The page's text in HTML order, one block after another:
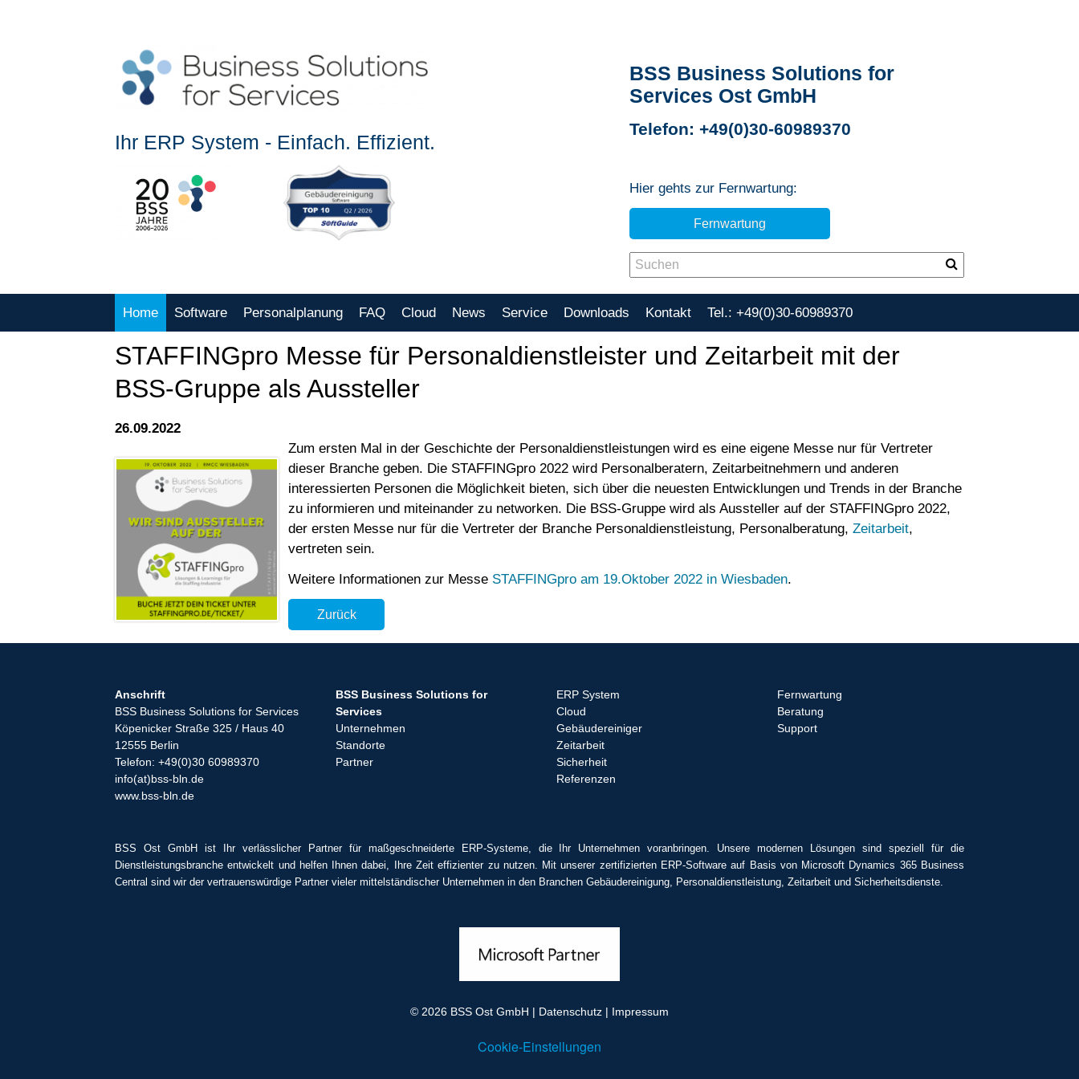
Ihr ERP System - Einfach. Effizient.
BSS Business Solutions for
Services Ost GmbH
Telefon: +49(0)30-60989370
Hier gehts zur Fernwartung:
Fernwartung
Home Software Personalplanung FAQ Cloud News Service Downloads Kontakt Tel.: +49(0)30-60989370
STAFFINGpro Messe für Personaldienstleister und Zeitarbeit mit der
BSS-Gruppe als Aussteller
26.09.2022
Zum ersten Mal in der Geschichte der Personaldienstleistungen wird es eine eigene Messe nur für Vertreter
dieser Branche geben. Die STAFFINGpro 2022 wird Personalberatern, Zeitarbeitnehmern und anderen
interessierten Personen die Möglichkeit bieten, sich über die neuesten Entwicklungen und Trends in der Branche
zu informieren und miteinander zu networken. Die BSS-Gruppe wird als Aussteller auf der STAFFINGpro 2022,
der ersten Messe nur für die Vertreter der Branche Personaldienstleistung, Personalberatung, Zeitarbeit,
vertreten sein.
Weitere Informationen zur Messe STAFFINGpro am 19.Oktober 2022 in Wiesbaden.
Zurück
Anschrift
BSS Business Solutions for Services
Köpenicker Straße 325 / Haus 40
12555 Berlin
Telefon: +49(0)30 60989370
info(at)bss-bln.de
www.bss-bln.de
BSS Business Solutions for
Services
Unternehmen
Standorte
Partner
ERP System
Cloud
Gebäudereiniger
Zeitarbeit
Sicherheit
Referenzen
Fernwartung
Beratung
Support
BSS Ost GmbH ist Ihr verlässlicher Partner für maßgeschneiderte ERP-Systeme, die Ihr Unternehmen voranbringen. Unsere modernen Lösungen sind speziell für die
Dienstleistungsbranche entwickelt und helfen Ihnen dabei, Ihre Zeit effizienter zu nutzen. Mit unserer zertifizierten ERP-Software auf Basis von Microsoft Dynamics 365 Business
Central sind wir der vertrauenswürdige Partner vieler mittelständischer Unternehmen in den Branchen Gebäudereinigung, Personaldienstleistung, Zeitarbeit und Sicherheitsdienste.
© 2026 BSS Ost GmbH | Datenschutz| Impressum
Cookie-Einstellungen